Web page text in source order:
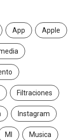
App Apple
Filtraciones
Instagram
MI Musica